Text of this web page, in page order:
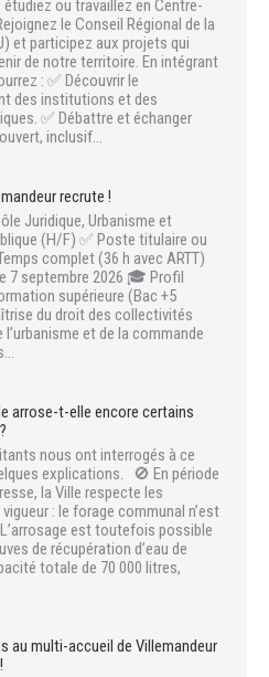
ou travaillez en Centre-
le Conseil Régional de la
et participez aux projets qui
de notre territoire. En intégrant
: ✅ Découvrir le
des institutions et des
✅ Débattre et échanger
inclusif…
recrute !
Juridique, Urbanisme et
(H/F) ✅ Poste titulaire ou
complet (36 h avec ARTT)
7 septembre 2026 🎓 Profil
supérieure (Bac +5
du droit des collectivités
et de la commande
arrose-t-elle encore certains
nous ont interrogés à ce
explications. 🚫 En période
la Ville respecte les
: le forage communal n’est
est toutefois possible
de récupération d’eau de
totale de 70 000 litres,
au multi-accueil de Villemandeur